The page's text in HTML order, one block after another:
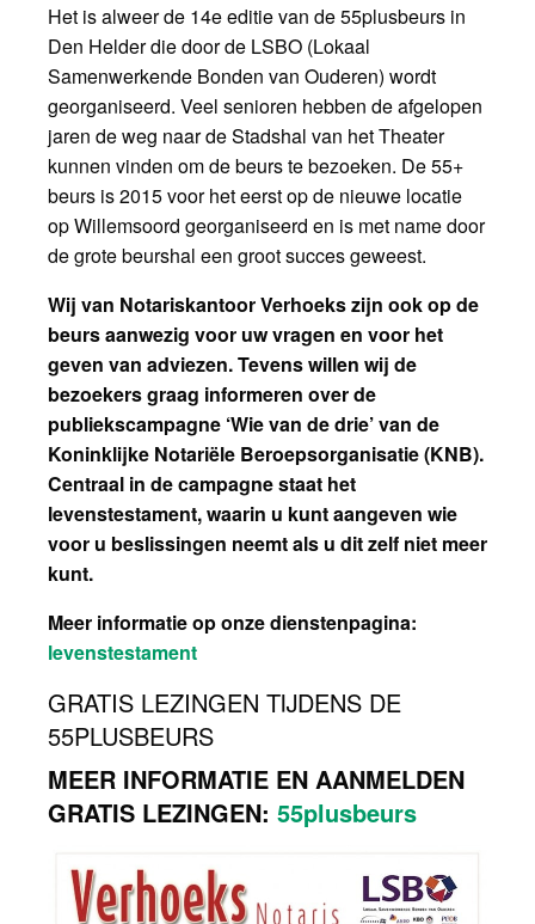
Het is alweer de 14e editie van de 55plusbeurs in
Den Helder die door de LSBO (Lokaal
Samenwerkende Bonden van Ouderen) wordt
georganiseerd. Veel senioren hebben de afgelopen
jaren de weg naar de Stadshal van het Theater
kunnen vinden om de beurs te bezoeken. De 55+
beurs is 2015 voor het eerst op de nieuwe locatie
op Willemsoord georganiseerd en is met name door
de grote beurshal een groot succes geweest.
Wij van Notariskantoor Verhoeks zijn ook op de
beurs aanwezig voor uw vragen en voor het
geven van adviezen. Tevens willen wij de
bezoekers graag informeren over de
publiekscampagne ‘Wie van de drie’ van de
Koninklijke Notariële Beroepsorganisatie (KNB).
Centraal in de campagne staat het
levenstestament, waarin u kunt aangeven wie
voor u beslissingen neemt als u dit zelf niet meer
kunt.
Meer informatie op onze dienstenpagina:
levenstestament
GRATIS LEZINGEN TIJDENS DE
55PLUSBEURS
MEER INFORMATIE EN AANMELDEN
GRATIS LEZINGEN: 55plusbeurs